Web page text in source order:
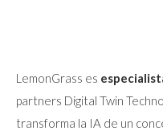
LemonGrass es
partners Digital Twin
transforma la IA de un